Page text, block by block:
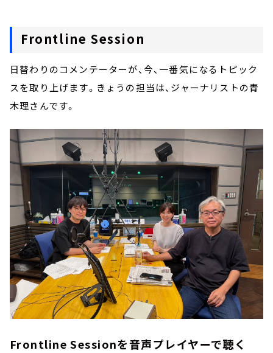
Frontline Session
日替わりのコメンテーターが、今、一番気になるトピック
スを取り上げます。きょうの担当は、ジャーナリストの青
木理さんです。
Frontline Sessionを音声プレイヤーで聴く